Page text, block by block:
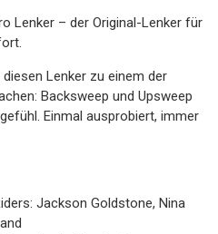
Lenker – der Original-Lenker für
Lenker zu einem der
Backsweep und Upsweep
Einmal ausprobiert, immer
Jackson Goldstone, Nina